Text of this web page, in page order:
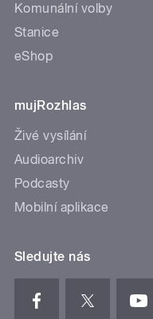
Komunální volby
Stanice
eShop
mujRozhlas
Živé vysílání
Audioarchiv
Podcasty
Mobilní aplikace
Sledujte nás